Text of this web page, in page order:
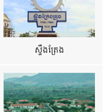
ស្ទឹងត្រែង